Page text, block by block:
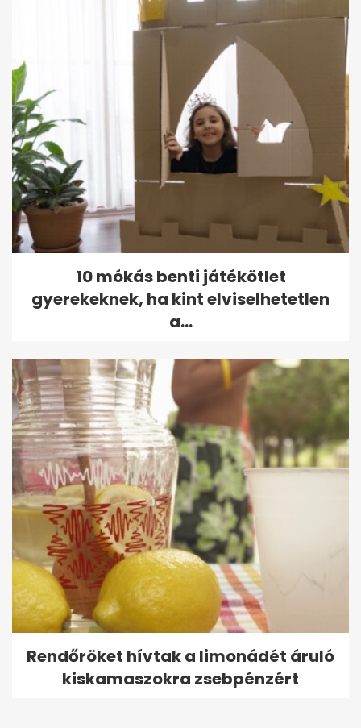
10 mókás benti játékötlet
gyerekeknek, ha kint elviselhetetlen
a...
Rendőröket hívtak a limonádét áruló
kiskamaszokra zsebpénzért